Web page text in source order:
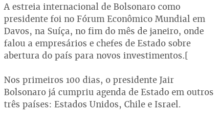
A estreia internacional de Bolsonaro como
presidente foi no Fórum Econômico Mundial em
Davos, na Suíça, no fim do mês de janeiro, onde
falou a empresários e chefes de Estado sobre
abertura do país para novos investimentos.[
Nos primeiros 100 dias, o presidente Jair
Bolsonaro já cumpriu agenda de Estado em outros
três países: Estados Unidos, Chile e Israel.